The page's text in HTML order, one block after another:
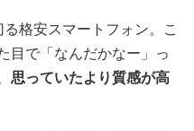
格安スマートフォン。こ
目で「なんだかなー」っ
思っていたより質感が高